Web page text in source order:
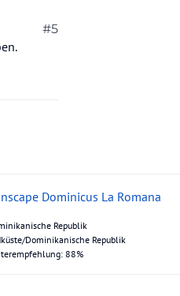
#5
Dominicus La Romana
Republik
Dominikanische Republik
88%